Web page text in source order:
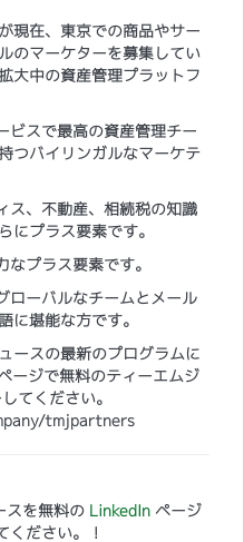
現在、東京での商品やサー
のマーケターを募集してい
大中の資産管理プラットフ
ビスで最高の資産管理チー
つバイリンガルなマーケテ
ス、不動産、相続税の知識
にプラス要素です。
プラス要素です。
ローバルなチームとメール
に堪能な方です。
ースの最新のプログラムに
ージで無料のティーエムジ
てください。
tmjpartners
スを無料の LinkedInページ
ください。！